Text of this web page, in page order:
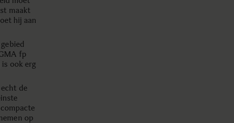
maakt
hij aan
fp
ook erg
de
op